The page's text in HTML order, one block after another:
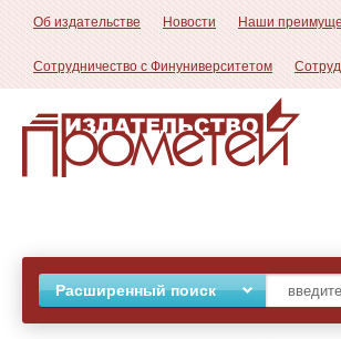
Об издательстве Новости Наши
Сотрудничество с Финуниверситетом
Расширенный поиск